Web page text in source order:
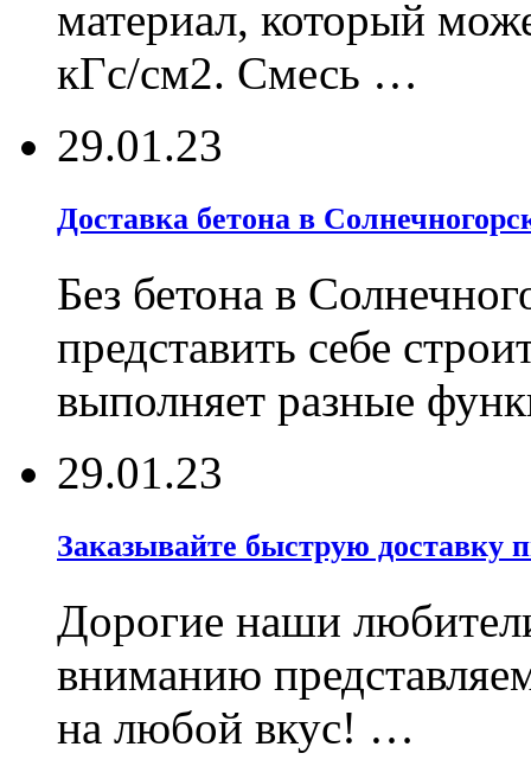
материал, который
кГс/см2. Смесь …
29.01.23
Доставка бетона в
Без бетона в
представить себе
выполняет разные
29.01.23
Заказывайте быструю доставку
Дорогие наши
вниманию
на любой вкус! …